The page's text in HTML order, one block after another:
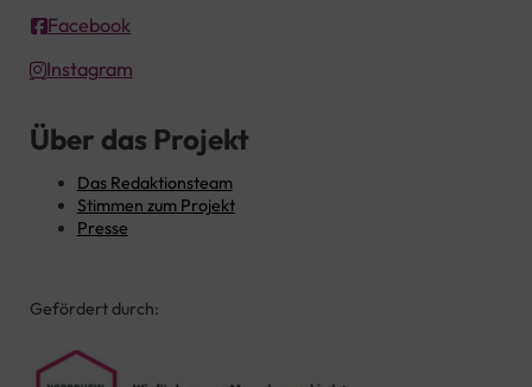
Facebook
Instagram
Über das Projekt
Das Redaktionsteam
Stimmen zum Projekt
Presse
Gefördert durch: